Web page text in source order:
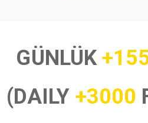
GÜNLÜK
(DAILY +3000